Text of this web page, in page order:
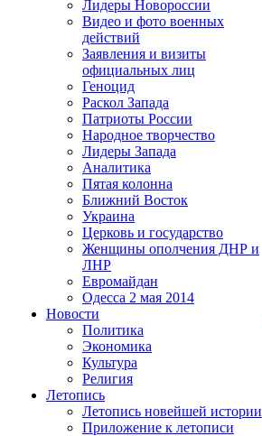
Лидеры Новороссии
Видео и фото военных
действий
Заявления и визиты
официальных лиц
Геноцид
Раскол Запада
Патриоты России
Народное творчество
Лидеры Запада
Аналитика
Пятая колонна
Ближний Восток
Украина
Церковь и государство
Женщины ополчения ДНР и
ЛНР
Евромайдан
Одесса 2 мая 2014
Новости
Политика
Экономика
Культура
Религия
Летопись
Летопись новейшей истории
Приложение к летописи